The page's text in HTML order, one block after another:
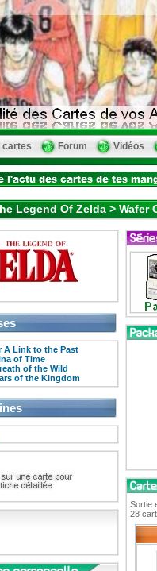
cartes Forum Vidéos
Legend Of Zelda >
A Link to the Past
of Time
of the Wild
of the Kingdom
Sortie
28